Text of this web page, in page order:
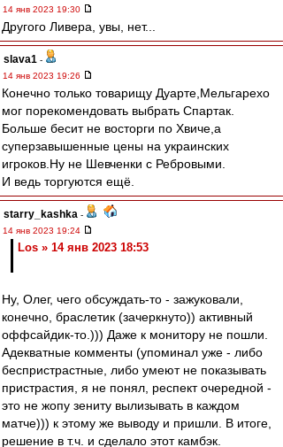
14 янв 2023 19:30
Другого Ливера, увы, нет...
slava1 -
14 янв 2023 19:26
Конечно только товарищу Дуарте,Мельгарехо
мог порекомендовать выбрать Спартак.
Больше бесит не восторги по Хвиче,а
суперзавышенные цены на украинских
игроков.Ну не Шевченки с Ребровыми.
И ведь торгуются ещё.
starry_kashka -
14 янв 2023 19:24
Los » 14 янв 2023 18:53
Ну, Олег, чего обсуждать-то - зажуковали,
конечно, браслетик (зачеркнуто)) активный
оффсайдик-то.))) Даже к монитору не пошли.
Адекватные комменты (упоминал уже - либо
беспристрастные, либо умеют не показывать
пристрастия, я не понял, респект очередной -
это не жопу зениту вылизывать в каждом
матче))) к этому же выводу и пришли. В итоге,
решение в т.ч. и сделало этот камбэк.